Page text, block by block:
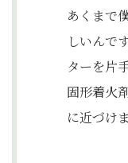
あくまで
しいんで
ターを片
固形着火
に近づけ